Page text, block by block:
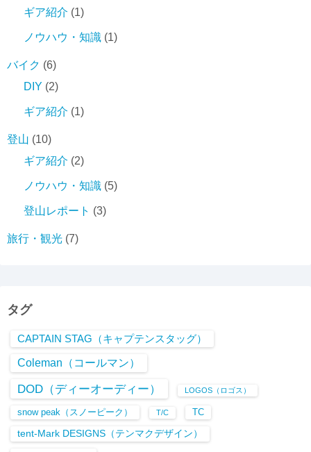
ギア紹介 (1)
ノウハウ・知識 (1)
バイク (6)
DIY (2)
ギア紹介 (1)
登山 (10)
ギア紹介 (2)
ノウハウ・知識 (5)
登山レポート (3)
旅行・観光 (7)
タグ
CAPTAIN STAG（キャプテンスタッグ）
Coleman（コールマン）
DOD（ディーオーディー） LOGOS（ロゴス）
snow peak（スノーピーク） T/C TC
tent-Mark DESIGNS（テンマクデザイン）